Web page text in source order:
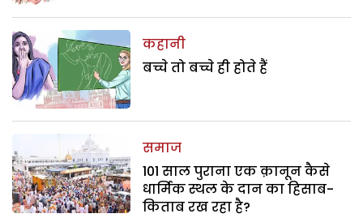
कहानी
बच्चे तो बच्चे ही होते हैं
समाज
101 साल पुराना एक क़ानून कैसे
धार्मिक स्थल के दान का हिसाब-
किताब रख रहा है?